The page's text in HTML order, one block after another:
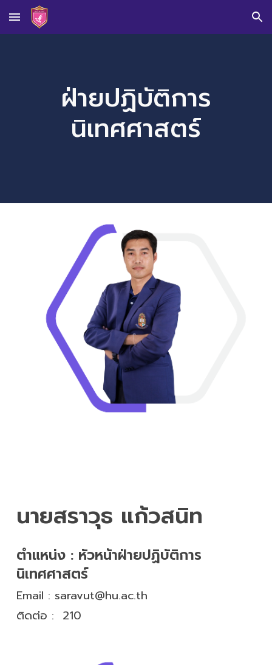
Skip to main content Skip to navigation
ฝ่ายปฏิบัติการ
นิเทศศาสตร์
นายสราวุธ แก้วสนิท
ตำแหน่ง : หัวหน้าฝ่ายปฏิบัติการ
นิเทศศาสตร์
Email : saravut@hu.ac.th
ติดต่อ : 210